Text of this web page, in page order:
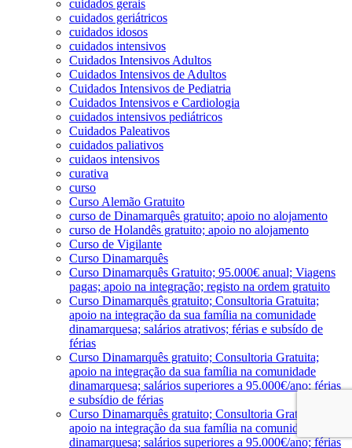
cuidados gerais
cuidados geriátricos
cuidados idosos
cuidados intensivos
Cuidados Intensivos Adultos
Cuidados Intensivos de Adultos
Cuidados Intensivos de Pediatria
Cuidados Intensivos e Cardiologia
cuidados intensivos pediátricos
Cuidados Paleativos
cuidados paliativos
cuidaos intensivos
curativa
curso
Curso Alemão Gratuito
curso de Dinamarquês gratuito; apoio no alojamento
curso de Holandês gratuito; apoio no alojamento
Curso de Vigilante
Curso Dinamarquês
Curso Dinamarquês Gratuito; 95.000€ anual; Viagens
pagas; apoio na integração; registo na ordem gratuito
Curso Dinamarquês gratuito; Consultoria Gratuita;
apoio na integração da sua família na comunidade
dinamarquesa; salários atrativos; férias e subsído de
férias
Curso Dinamarquês gratuito; Consultoria Gratuita;
apoio na integração da sua família na comunidade
dinamarquesa; salários superiores a 95.000€/ano; férias
e subsídio de férias
Curso Dinamarquês gratuito; Consultoria Gratuita;
apoio na integração da sua família na comunidade
dinamarquesa; salários superiores a 95.000€/ano; férias